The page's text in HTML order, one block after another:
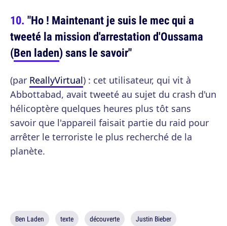
"Ho ! Maintenant je suis le mec qui a
tweeté la mission d'arrestation d'Oussama
(Ben laden) sans le savoir"
(par ReallyVirtual) : cet utilisateur, qui vit à
Abbottabad, avait tweeté au sujet du crash d'un
hélicoptère quelques heures plus tôt sans
savoir que l'appareil faisait partie du raid pour
arrêter le terroriste le plus recherché de la
planète.
Ben Laden texte découverte Justin Bieber